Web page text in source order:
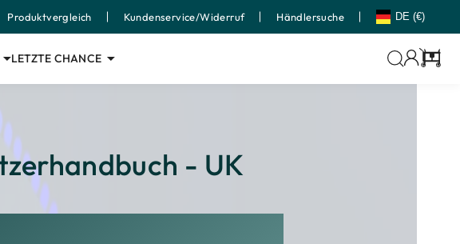
Produktvergleich Kundenservice/Widerruf Händlersuche DE (€)
LETZTE CHANCE
- UK